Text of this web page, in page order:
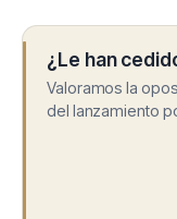
¿Le han
Valoramos la
del lanzamiento